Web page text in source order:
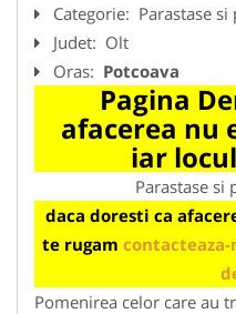
Categorie: Parastase si
Judet: Olt
Oras: Potcoava
Pagina
afacerea nu
iar
Parastase si
daca doresti ca
te rugam
Pomenirea celor care au